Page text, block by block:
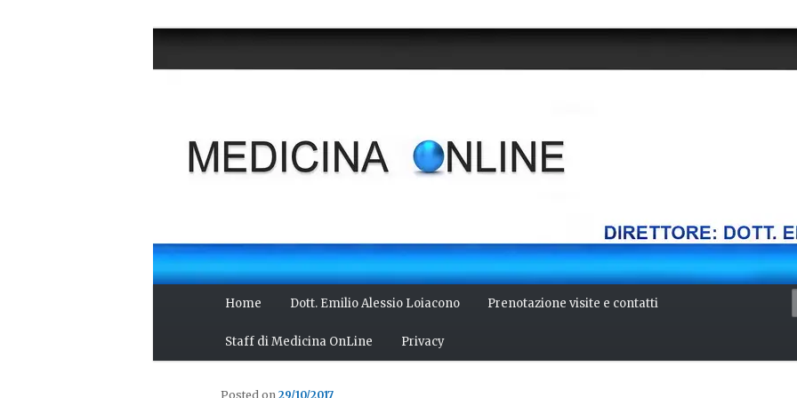
Home Dott. Emilio Alessio Loiacono Prenotazione visite e contatti
Staff di Medicina OnLine Privacy
Posted on 29/10/2017